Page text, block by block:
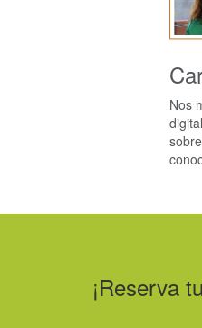
Nos
¡Reserva